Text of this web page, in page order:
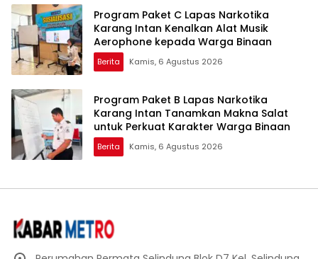
Program Paket C Lapas Narkotika
Karang Intan Kenalkan Alat Musik
Aerophone kepada Warga Binaan
Berita Kamis, 6 Agustus 2026
Program Paket B Lapas Narkotika
Karang Intan Tanamkan Makna Salat
untuk Perkuat Karakter Warga Binaan
Berita Kamis, 6 Agustus 2026